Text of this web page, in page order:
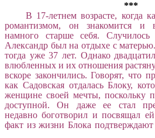
***
В 17-летнем возрасте, когда
романтизмом, он знакомится и
намного старше себя.
Александр был на отдыхе с
тогда уже 37 лет. Однако
влюбленных и их отношения
вскоре закончились. Говорят, что
как Садовская отдалась Блоку,
женщине своей мечты, поскольку
доступной. Он даже ее стал
недавно боготворил и посвящал
факт из жизни Блока